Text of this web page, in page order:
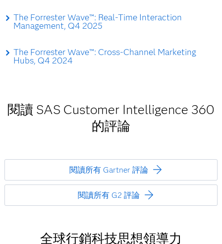
The Forrester Wave™: Real-Time Interaction
Management, Q4 2025
The Forrester Wave™: Cross-Channel Marketing
Hubs, Q4 2024
閱讀 SAS Customer Intelligence 360
的評論
閱讀所有 Gartner 評論
閱讀所有 G2 評論
全球行銷科技思想領導力